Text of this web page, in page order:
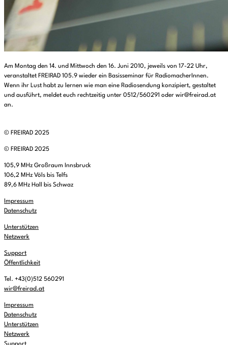
Am Montag den 14. und Mittwoch den 16. Juni 2010, jeweils von 17-22 Uhr,
veranstaltet FREIRAD 105.9 wieder ein Basisseminar für RadiomacherInnen.
Wenn ihr Lust habt zu lernen wie man eine Radiosendung konzipiert, gestaltet
und ausführt, meldet euch rechtzeitig unter 0512/560291 oder wir@freirad.at
an.
© FREIRAD 2025
© FREIRAD 2025
105,9 MHz Großraum Innsbruck
106,2 MHz Völs bis Telfs
89,6 MHz Hall bis Schwaz
Impressum
Datenschutz
Unterstützen
Netzwerk
Support
Öffentlichkeit
Tel. +43(0)512 560291
wir@freirad.at
Impressum
Datenschutz
Unterstützen
Netzwerk